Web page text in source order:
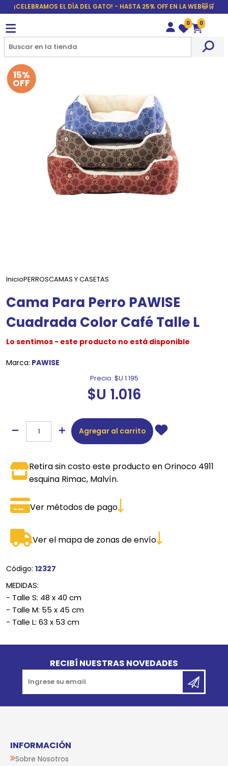
¡CELEBRAMOS EL DÍA DEL GATO! - HASTA 25% OFF EN LA WEB🐱🛒
Wishlist
0
Carrito
0
15%
OFF
InicioPERROSCAMAS Y CASETAS
Cama Para Perro PAWISE
Cuadrada Color Café Talle L
Lo sentimos - este producto no está disponible
Marca: PAWISE
Precio: $U 1.195
$U 1.016
Agregar al carrito
Retira sin costo este producto en Orinoco 4911
esquina Rimac, Malvín.
Ver métodos de pago
Ver el mapa de zonas de envío
Código: 12327
MEDIDAS:
- Talle S: 48 x 40 cm
- Talle M: 55 x 45 cm
- Talle L: 63 x 53 cm
RECIBÍ NUESTRAS NOVEDADES
INFORMACIÓN
Sobre Nosotros